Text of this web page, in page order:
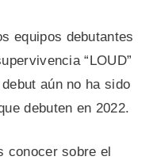
equipos debutantes
“LOUD”
aún no ha sido
debuten en 2022.
conocer sobre el